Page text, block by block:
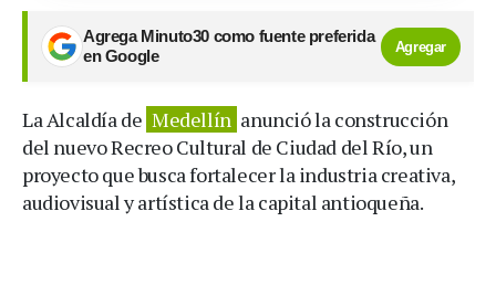
Agrega Minuto30 como fuente preferida
en Google
Agregar
La Alcaldía de Medellín anunció la construcción
del nuevo Recreo Cultural de Ciudad del Río, un
proyecto que busca fortalecer la industria creativa,
audiovisual y artística de la capital antioqueña.